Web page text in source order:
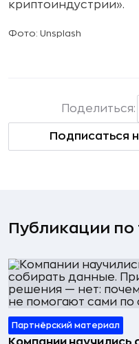
криптоиндустрии».
Фото: Unsplash
Подписаться
Поделиться:
Публикации по
Партнёрский материал
Компании научились